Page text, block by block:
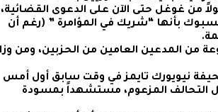
من غوغل حتى الآن على الدعوى القضائية،
بأنها “شريك في المؤامرة ” (رغم أن
المدعين العامين من الحزبين، ومن
نيويورك تايمز في وقت سابق أول أمس
التحالف المزعوم، مستشهداً بمسودة